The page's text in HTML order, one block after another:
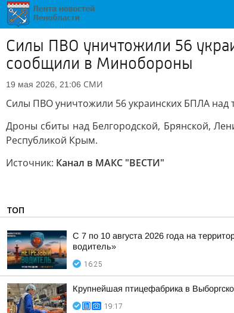
Силы ПВО уничтожили 56
сообщили в Минобороны
19 мая 2026, 21:06 СМИ
Силы ПВО уничтожили 56 украинских БПЛА
Дроны сбиты над Белгородской, Брянской,
Республикой Крым.
Источник: Канал в МАКС "ВЕСТИ"
ТОП
С 7 по 10 августа 2026 года на
водитель»
16:25
Крупнейшая птицефабрика в
19:17